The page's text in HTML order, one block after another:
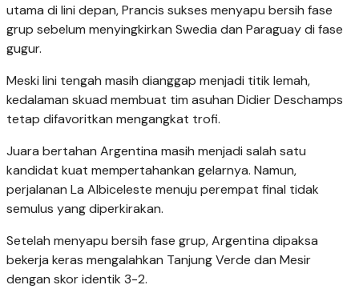
utama di lini depan, Prancis sukses menyapu bersih fase
grup sebelum menyingkirkan Swedia dan Paraguay di fase
gugur.
Meski lini tengah masih dianggap menjadi titik lemah,
kedalaman skuad membuat tim asuhan Didier Deschamps
tetap difavoritkan mengangkat trofi.
Juara bertahan Argentina masih menjadi salah satu
kandidat kuat mempertahankan gelarnya. Namun,
perjalanan La Albiceleste menuju perempat final tidak
semulus yang diperkirakan.
Setelah menyapu bersih fase grup, Argentina dipaksa
bekerja keras mengalahkan Tanjung Verde dan Mesir
dengan skor identik 3-2.